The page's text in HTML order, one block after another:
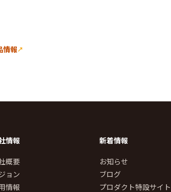
情報
情報
概要
ョン
情報
新着情報
お知らせ
ブログ
プロダクト特設サイト